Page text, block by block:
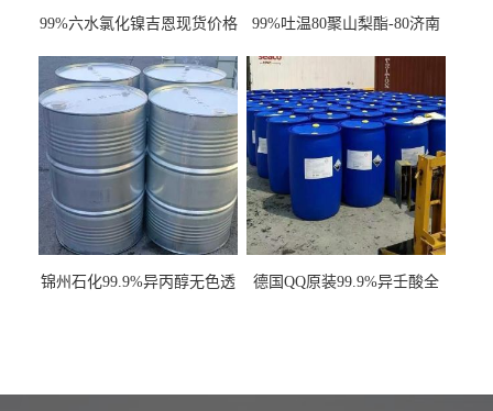
99%六水氯化镍吉恩现货价格
99%吐温80聚山梨酯-80济南
锦州石化99.9%异丙醇无色透
德国QQ原装99.9%异壬酸全